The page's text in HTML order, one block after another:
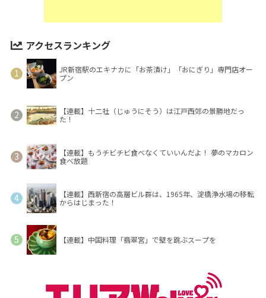
アクセスランキング
JR新宿駅のエキナカに「お茶漬け」「おにぎり」専門店オー
プン
【連載】十二社（じゅうにそう）は江戸西郊の景勝地だっ
た！
【連載】もうチビチビ食べなくていいんだよ！ 夢のマカロン
食べ放題
【連載】西新宿の高層ビル群は、1965年、淀橋浄水場の移転
からはじまった！
【連載】中国料理「翡翠宮」で壁を跳ぶスープを